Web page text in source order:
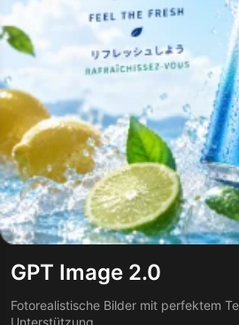
GPT Image 2.0
Fotorealistische Bilder mit perfektem
Unterstützung.